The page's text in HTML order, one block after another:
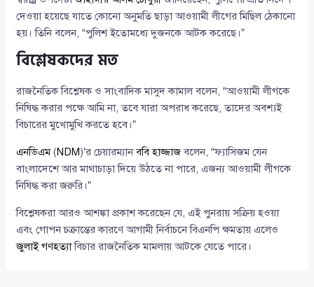
দেওয়া হয়েছে যাতে কোনো অনুমতি ছাড়া আওয়ামী লীগের মিছিল ঠেকানো
হয়। তিনি বলেন, “পুলিশ ইতোমধ্যে দুজনকে আটক করেছে।”
বিশ্লেষকদের মত
রাজনৈতিক বিশ্লেষক ও সাংবাদিক মাসুদ কামাল বলেন, “আওয়ামী লীগকে
নিষিদ্ধ করার পক্ষে আমি না, তবে যারা অপরাধ করেছে, তাদের অবশ্যই
বিচারের মুখোমুখি করতে হবে।”
এনডিএম(NDM)’র চেয়ারম্যানববি হাজ্জাজবলেন, “ফ্যাসিজম যেন
বাংলাদেশে আর মাথাচাড়া দিয়ে উঠতে না পারে, এজন্য আওয়ামী লীগকে
নিষিদ্ধ করা জরুরি।”
বিশ্লেষকরা আরও আশঙ্কা প্রকাশ করেছেন যে, এই পুনরায় সক্রিয় হওয়া
এবং গোপন চক্রান্তের কারণে আগামী নির্বাচনে বিএনপি ক্ষমতায় এলেও
জুলাই গণহত্যাবিচার রাজনৈতিক মামলায় আটকে যেতে পারে।